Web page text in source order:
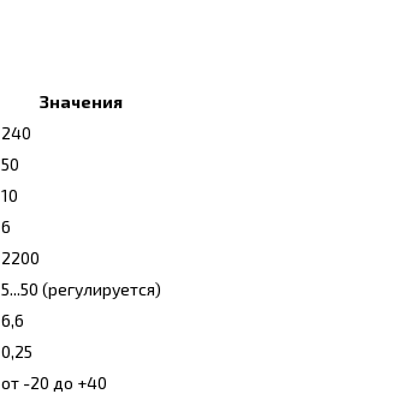
Значения
240
50
10
6
2200
5...50 (регулируется)
6,6
0,25
от -20 до +40